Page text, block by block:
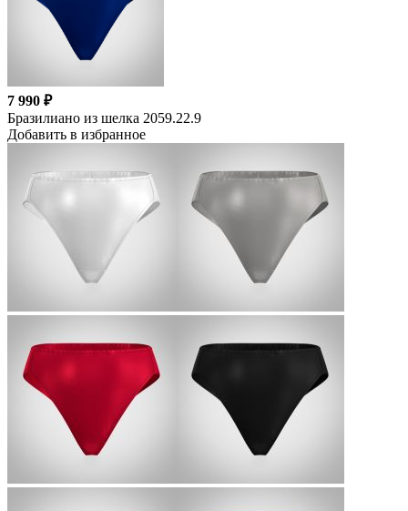
7 990 ₽
Бразилиано из шелка 2059.22.9
Добавить в избранное